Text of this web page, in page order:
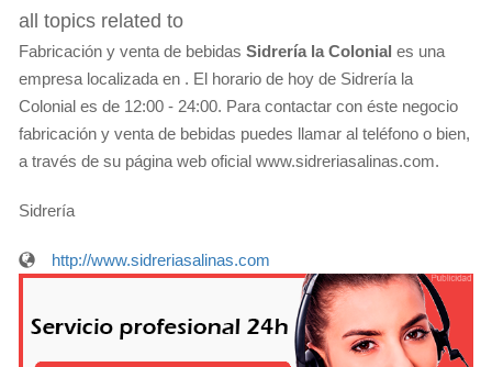
all topics related to
Fabricación y venta de bebidas Sidrería la Colonial es una
empresa localizada en . El horario de hoy de Sidrería la
Colonial es de 12:00 - 24:00. Para contactar con éste negocio
fabricación y venta de bebidas puedes llamar al teléfono o bien,
a través de su página web oficial www.sidreriasalinas.com.
Sidrería
http://www.sidreriasalinas.com